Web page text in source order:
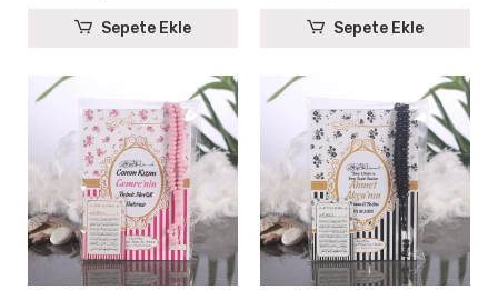
Sepete Ekle Sepete Ekle